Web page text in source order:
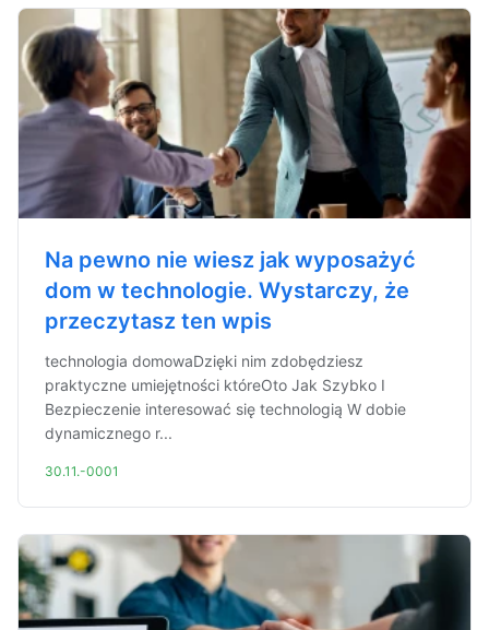
Na pewno nie wiesz jak wyposażyć
dom w technologie. Wystarczy, że
przeczytasz ten wpis
technologia domowaDzięki nim zdobędziesz
praktyczne umiejętności któreOto Jak Szybko I
Bezpieczenie interesować się technologią W dobie
dynamicznego r...
30.11.-0001